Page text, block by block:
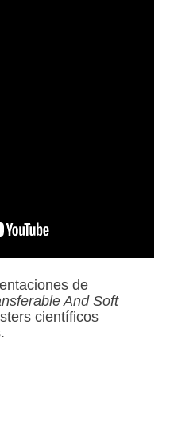
de
And Soft
científicos